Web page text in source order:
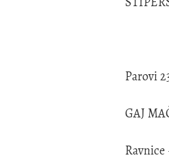
Parovi
GAJ
Ravnice